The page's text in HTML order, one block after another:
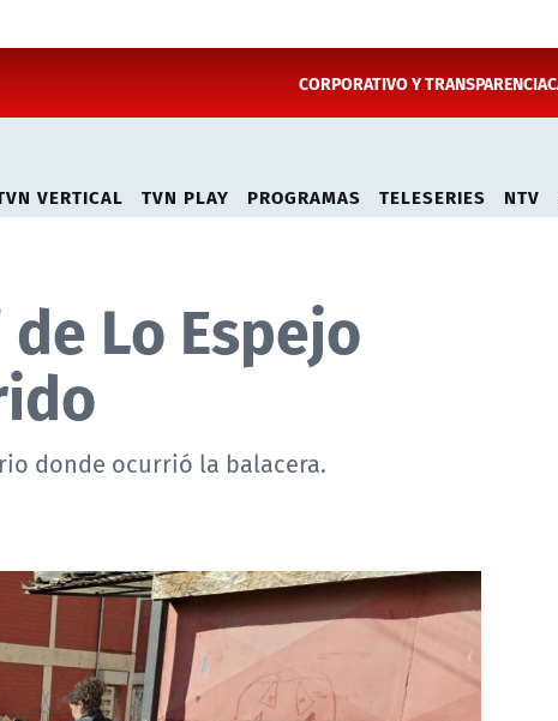
CORPORATIVO Y TRANSPARENCIA
VERTICAL TVN PLAY PROGRAMAS TELESERIES NTV
Lo Espejo
donde ocurrió la balacera.